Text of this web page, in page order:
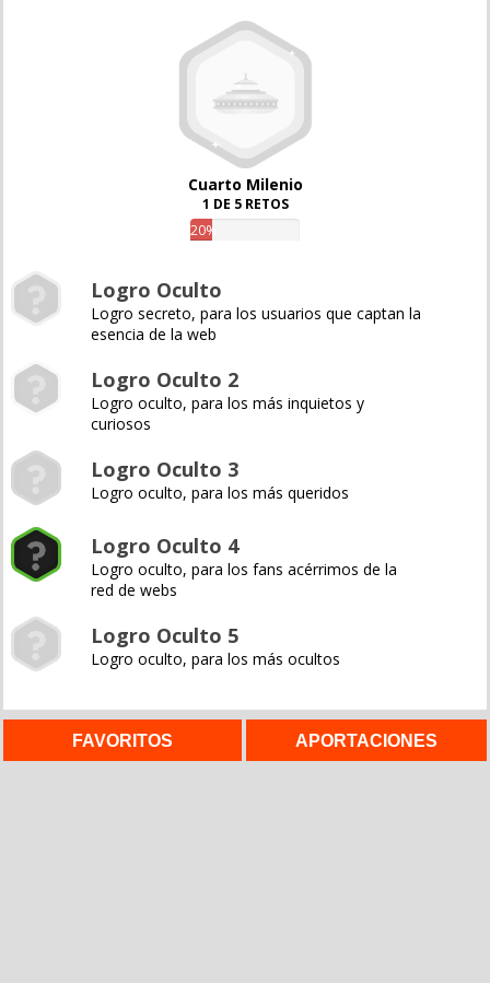
Cuarto Milenio
1 DE 5 RETOS
20%
Logro Oculto
Logro secreto, para los usuarios que captan la
esencia de la web
Logro Oculto 2
Logro oculto, para los más inquietos y
curiosos
Logro Oculto 3
Logro oculto, para los más queridos
Logro Oculto 4
Logro oculto, para los fans acérrimos de la
red de webs
Logro Oculto 5
Logro oculto, para los más ocultos
FAVORITOS APORTACIONES